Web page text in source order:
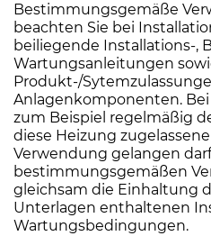
Bestimmungsgemäße
beachten Sie bei
beiliegende Installations-,
Wartungsanleitungen
Produkt-/
Anlagenkomponenten.
zum Beispiel regelmäßig
diese Heizung
Verwendung gelangen
bestimmungsgemäßen
gleichsam die Einhaltung
Unterlagen enthaltenen
Wartungsbedingungen.